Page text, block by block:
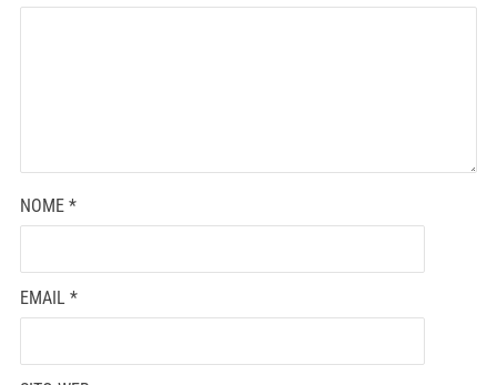
NOME *
EMAIL *